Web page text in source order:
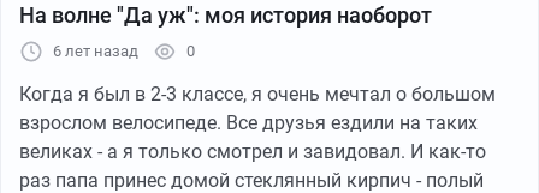
На волне "Да уж": моя история наоборот
6 лет назад 0
Когда я был в 2-3 классе, я очень мечтал о большом
взрослом велосипеде. Все друзья ездили на таких
великах - а я только смотрел и завидовал. И как-то
раз папа принес домой стеклянный кирпич - полый